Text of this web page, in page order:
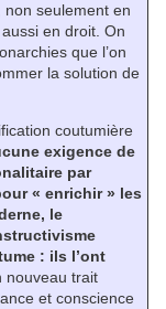
seulement en
en droit. On
que l’on
la solution de
coutumière
exigence de
par
« enrichir » les
le
: ils l’ont
nouveau trait
et conscience